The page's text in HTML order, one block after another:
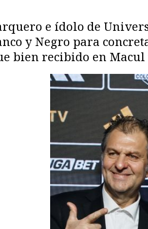
e ídolo de
y Negro para
bien recibido en